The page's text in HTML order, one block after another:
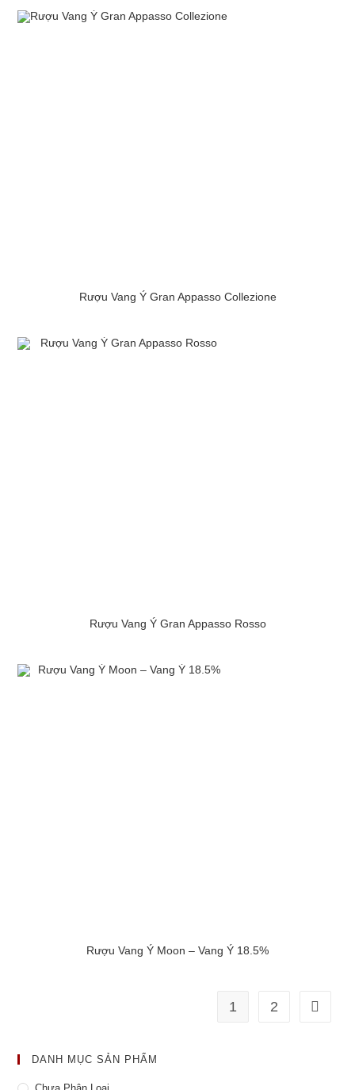
Rượu Vang Ý Gran Appasso Collezione
Rượu Vang Ý Gran Appasso Rosso
Rượu Vang Ý Moon – Vang Ý 18.5%
1 2
DANH MỤC SẢN PHẨM